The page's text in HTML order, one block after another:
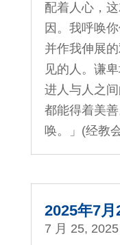
配着人心，
因。我呼唤
并作我伸展
见的人。谦
进人与人之
都能得着美
唤。」(经教
2025年7月
7 月 25, 2025